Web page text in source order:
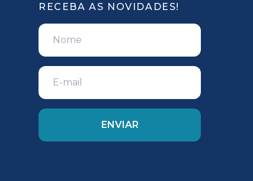
RECEBA AS NOVIDADES!